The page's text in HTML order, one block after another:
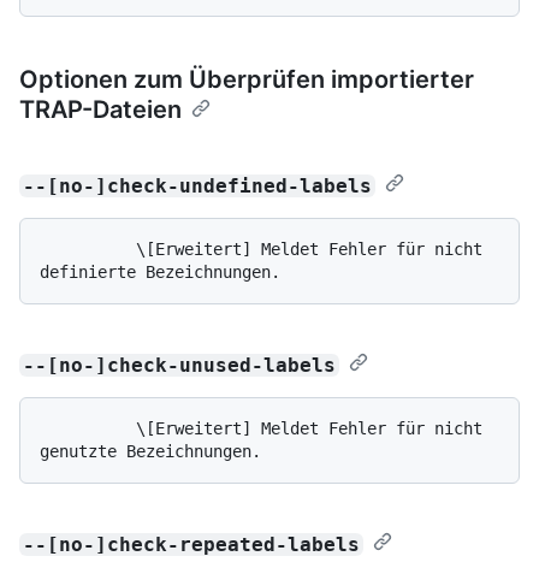
Optionen zum Überprüfen importierter
TRAP-Dateien
--[no-]check-undefined-labels
--[no-]check-unused-labels
--[no-]check-repeated-labels